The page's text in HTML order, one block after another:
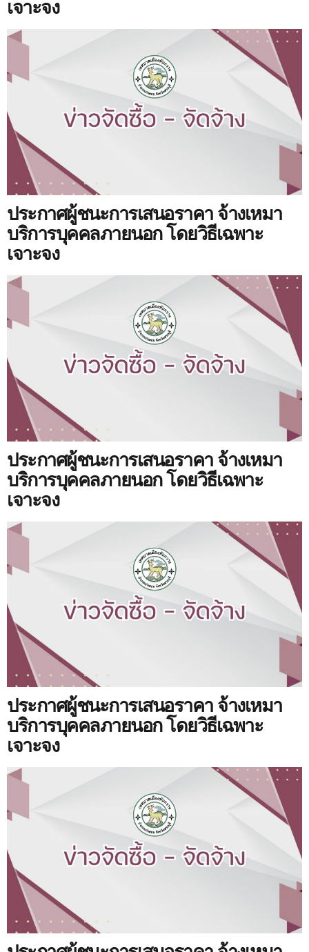
เจาะจง
ประกาศผู้ชนะการเสนอราคา จ้างเหมา
บริการบุคคลภายนอก โดยวิธีเฉพาะ
เจาะจง
ประกาศผู้ชนะการเสนอราคา จ้างเหมา
บริการบุคคลภายนอก โดยวิธีเฉพาะ
เจาะจง
ประกาศผู้ชนะการเสนอราคา จ้างเหมา
บริการบุคคลภายนอก โดยวิธีเฉพาะ
เจาะจง